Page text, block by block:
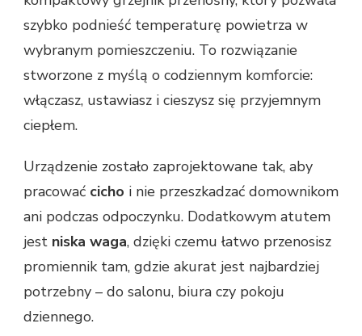
szybko podnieść temperaturę powietrza w
wybranym pomieszczeniu. To rozwiązanie
stworzone z myślą o codziennym komforcie:
włączasz, ustawiasz i cieszysz się przyjemnym
ciepłem.
Urządzenie zostało zaprojektowane tak, aby
pracować cicho i nie przeszkadzać domownikom
ani podczas odpoczynku. Dodatkowym atutem
jest niska waga, dzięki czemu łatwo przenosisz
promiennik tam, gdzie akurat jest najbardziej
potrzebny – do salonu, biura czy pokoju
dziennego.